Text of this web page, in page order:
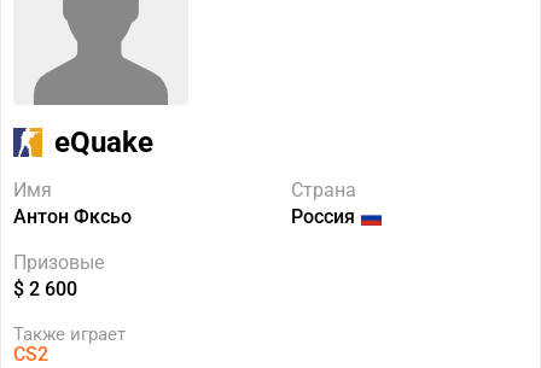
eQuake
Имя
Антон Фксьо
Страна
Россия
Призовые
$ 2 600
Также играет
CS2